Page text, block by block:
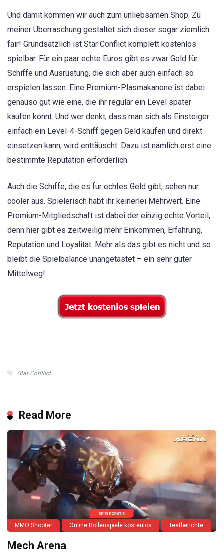
Und damit kommen wir auch zum unliebsamen Shop. Zu
meiner Überraschung gestaltet sich dieser sogar ziemlich
fair! Grundsätzlich ist Star Conflict komplett kostenlos
spielbar. Für ein paar echte Euros gibt es zwar Gold für
Schiffe und Ausrüstung, die sich aber auch einfach so
erspielen lassen. Eine Premium-Plasmakanone ist dabei
genauso gut wie eine, die ihr regulär ein Level später
kaufen könnt. Und wer denkt, dass man sich als Einsteiger
einfach ein Level-4-Schiff gegen Geld kaufen und direkt
einsetzen kann, wird enttäuscht: Dazu ist nämlich erst eine
bestimmte Reputation erforderlich.
Auch die Schiffe, die es für echtes Geld gibt, sehen nur
cooler aus. Spielerisch habt ihr keinerlei Mehrwert. Eine
Premium-Mitgliedschaft ist dabei der einzig echte Vorteil,
denn hier gibt es zeitweilig mehr Einkommen, Erfahrung,
Reputation und Loyalität. Mehr als das gibt es nicht und so
bleibt die Spielbalance unangetastet – ein sehr guter
Mittelweg!
Star Conflict
Read More
MMO Shooter Online Rollenspiele kostenlos Testberichte
Mech Arena